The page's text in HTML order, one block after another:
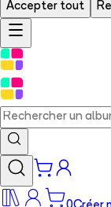
Accepter tout